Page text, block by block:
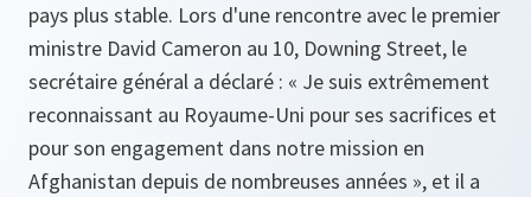
pays plus stable. Lors d'une rencontre avec le premier
ministre David Cameron au 10, Downing Street, le
secrétaire général a déclaré : « Je suis extrêmement
reconnaissant au Royaume-Uni pour ses sacrifices et
pour son engagement dans notre mission en
Afghanistan depuis de nombreuses années », et il a